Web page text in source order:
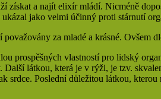
získat a najít elixír mládí. Nicméně
jako velmi účinný proti stárnutí
považovány za mladé a krásné.
prospěšných vlastností pro lidský
Další látkou, která je v rýži, je tzv.
srdce. Poslední důležitou látkou,